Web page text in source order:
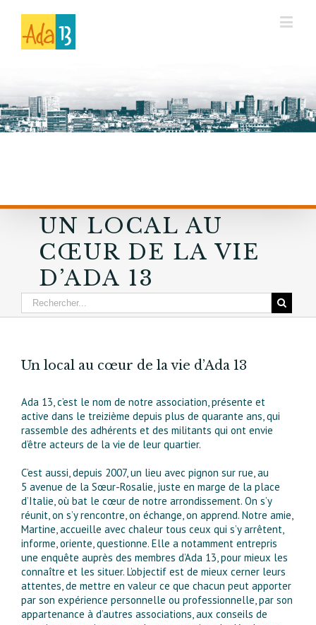
UN LOCAL AU
CŒUR DE LA VIE
D’ADA 13
Un local au cœur de la vie d’Ada 13
Ada 13, c’est le nom de notre association, présente et
active dans le treizième depuis plus de quarante ans, qui
rassemble des adhérents et des militants qui ont envie
d’être acteurs de la vie de leur quartier.
C’est aussi, depuis 2007, un lieu avec pignon sur rue, au
5 avenue de la Sœur-Rosalie, juste en marge de la place
d’Italie, où bat le cœur de notre arrondissement. On s’y
réunit, on s’y rencontre, on échange, on apprend. Notre amie,
Martine, accueille avec chaleur tous ceux qui s’y arrêtent,
informe, oriente, questionne. Elle a notamment entrepris
une enquête auprès des membres d’Ada 13, pour mieux les
connaître et les situer. L’objectif est de mieux cerner leurs
attentes, de mettre en valeur ce que chacun peut apporter
par son expérience personnelle ou professionnelle, par son
appartenance à d’autres associations, aux conseils de